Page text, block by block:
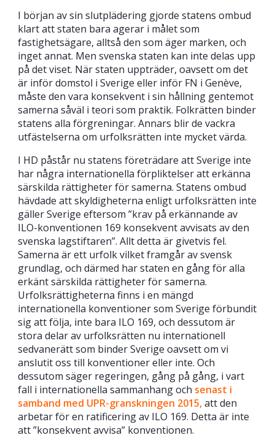
I början av sin slutplädering gjorde statens ombud
klart att staten bara agerar i målet som
fastighetsägare, alltså den som äger marken, och
inget annat. Men svenska staten kan inte delas upp
på det viset. När staten uppträder, oavsett om det
är inför domstol i Sverige eller inför FN i Genève,
måste den vara konsekvent i sin hållning gentemot
samerna såväl i teori som praktik. Folkrätten binder
statens alla förgreningar. Annars blir de vackra
utfästelserna om urfolksrätten inte mycket värda.
I HD påstår nu statens företrädare att Sverige inte
har några internationella förpliktelser att erkänna
särskilda rättigheter för samerna. Statens ombud
hävdade att skyldigheterna enligt urfolksrätten inte
gäller Sverige eftersom ”krav på erkännande av
ILO-konventionen 169 konsekvent avvisats av den
svenska lagstiftaren”. Allt detta är givetvis fel.
Samerna är ett urfolk vilket framgår av svensk
grundlag, och därmed har staten en gång för alla
erkänt särskilda rättigheter för samerna.
Urfolksrättigheterna finns i en mängd
internationella konventioner som Sverige förbundit
sig att följa, inte bara ILO 169, och dessutom är
stora delar av urfolksrätten nu internationell
sedvanerätt som binder Sverige oavsett om vi
anslutit oss till konventioner eller inte. Och
dessutom säger regeringen, gång på gång, i vart
fall i internationella sammanhang och senast i
samband med UPR-granskningen 2015,att den
arbetar för en ratificering av ILO 169. Detta är inte
att ”konsekvent avvisa” konventionen.